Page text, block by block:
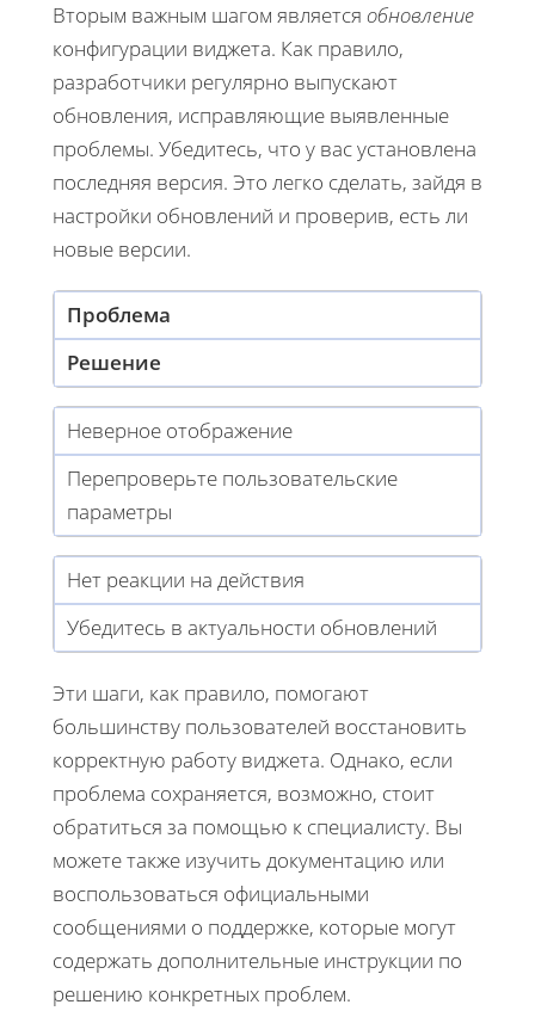
Вторым важным шагом является обновление
конфигурации виджета. Как правило,
разработчики регулярно выпускают
обновления, исправляющие выявленные
проблемы. Убедитесь, что у вас установлена
последняя версия. Это легко сделать, зайдя в
настройки обновлений и проверив, есть ли
новые версии.
Проблема
Решение
Неверное отображение
Перепроверьте пользовательские
параметры
Нет реакции на действия
Убедитесь в актуальности обновлений
Эти шаги, как правило, помогают
большинству пользователей восстановить
корректную работу виджета. Однако, если
проблема сохраняется, возможно, стоит
обратиться за помощью к специалисту. Вы
можете также изучить документацию или
воспользоваться официальными
сообщениями о поддержке, которые могут
содержать дополнительные инструкции по
решению конкретных проблем.